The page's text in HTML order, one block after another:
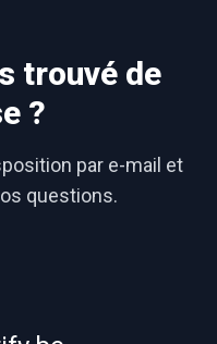
trouvé de
?
par e-mail et
questions.